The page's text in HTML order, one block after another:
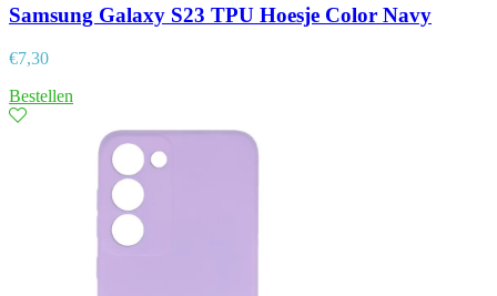
Samsung Galaxy S23 TPU Hoesje Color Navy
€7,30
Bestellen